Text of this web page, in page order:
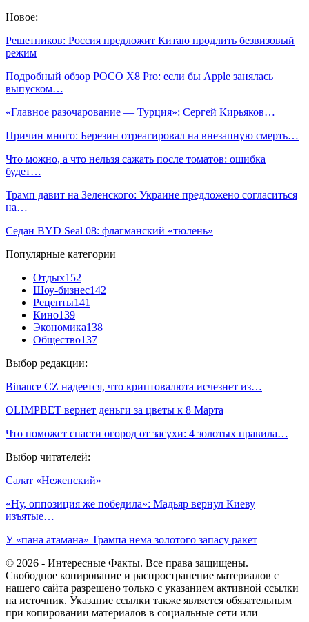
Новое:
Решетников: Россия предложит Китаю продлить безвизовый
режим
Подробный обзор POCO X8 Pro: если бы Apple занялась
выпуском…
«Главное разочарование — Турция»: Сергей Кирьяков…
Причин много: Березин отреагировал на внезапную смерть…
Что можно, а что нельзя сажать после томатов: ошибка
будет…
Трамп давит на Зеленского: Украине предложено согласиться
на…
Седан BYD Seal 08: флагманский «тюлень»
Популярные категории
Отдых152
Шоу-бизнес142
Рецепты141
Кино139
Экономика138
Общество137
Выбор редакции:
Binance CZ надеется, что криптовалюта исчезнет из…
OLIMPBET вернет деньги за цветы к 8 Марта
Что поможет спасти огород от засухи: 4 золотых правила…
Выбор читателей:
Салат «Неженский»
«Ну, оппозиция же победила»: Мадьяр вернул Киеву
изъятые…
У «пана атамана» Трампа нема золотого запасу ракет
© 2026 - Интересные Факты. Все права защищены.
Свободное копирование и распространение материалов с
нашего сайта разрешено только с указанием активной ссылки
на источник. Указание ссылки также является обязательным
при копировании материалов в социальные сети или